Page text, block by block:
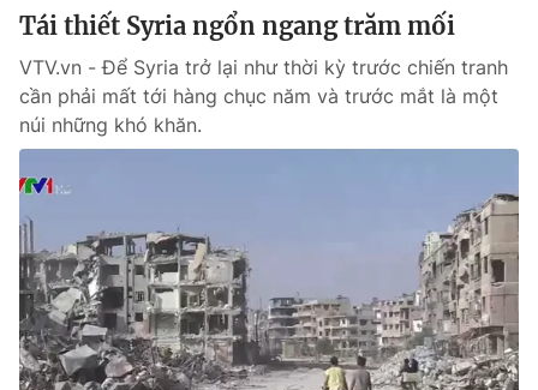
Góc doanh nghiệp
Truyền hình
Phim VTV
Hậu trường
Nhân vật
Khán giả
Giải sao mai
Giải trí
Điện ảnh
Âm nhạc
Sao
Du lịch
Làm đẹp
Chất lượng cuộc sống
Giáo dục
Tuyển sinh
Học trực tuyến
Công nghệ
Hitech Công nghệ tương lai
Giao lưu trực tuyến
Tái thiết Syria ngổn ngang trăm mối
VTV.vn - Để Syria trở lại như thời kỳ trước chiến tranh
cần phải mất tới hàng chục năm và trước mắt là một
núi những khó khăn.